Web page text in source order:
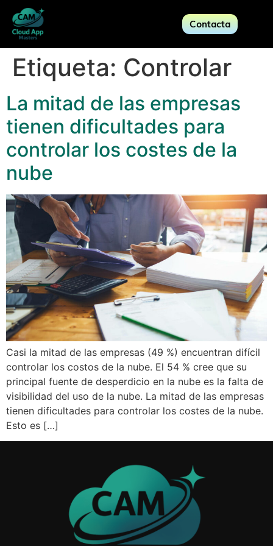
Contacta
Etiqueta: Controlar
La mitad de las empresas
tienen dificultades para
controlar los costes de la
nube
Casi la mitad de las empresas (49 %) encuentran difícil
controlar los costos de la nube. El 54 % cree que su
principal fuente de desperdicio en la nube es la falta de
visibilidad del uso de la nube. La mitad de las empresas
tienen dificultades para controlar los costes de la nube.
Esto es […]